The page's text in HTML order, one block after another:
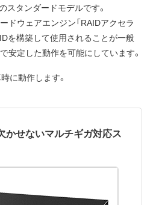
スタンダードモデルです。
ドウェアエンジン「RAIDアクセラ
を構築して使用されることが一般
安定した動作を可能にしています。
に動作します。
かせないマルチギガ対応ス